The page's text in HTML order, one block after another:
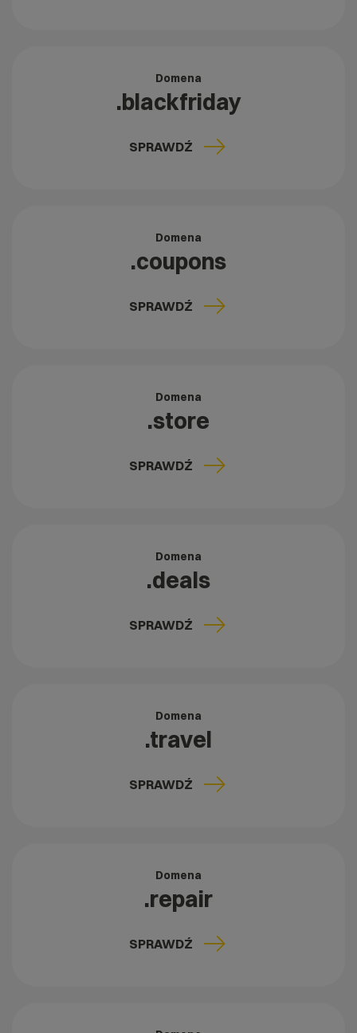
Domena
.blackfriday
SPRAWDŹ
Domena
.coupons
SPRAWDŹ
Domena
.store
SPRAWDŹ
Domena
.deals
SPRAWDŹ
Domena
.travel
SPRAWDŹ
Domena
.repair
SPRAWDŹ